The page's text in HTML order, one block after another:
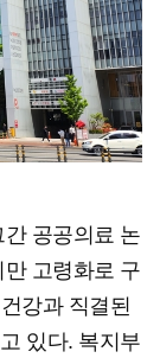
공공의료 논
고령화로 구
강과 직결된
있다. 복지부